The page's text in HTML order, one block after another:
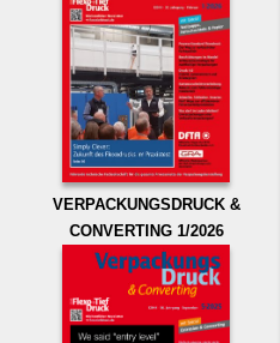
VERPACKUNGSDRUCK &
CONVERTING 1/2026